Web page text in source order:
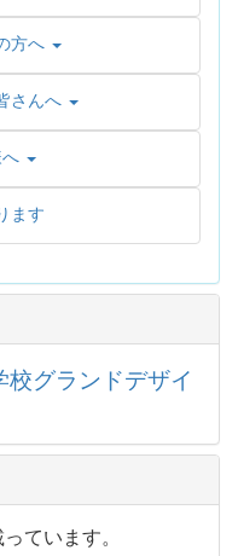
方へ
さんへ
ます
グランドデザイ
ています。